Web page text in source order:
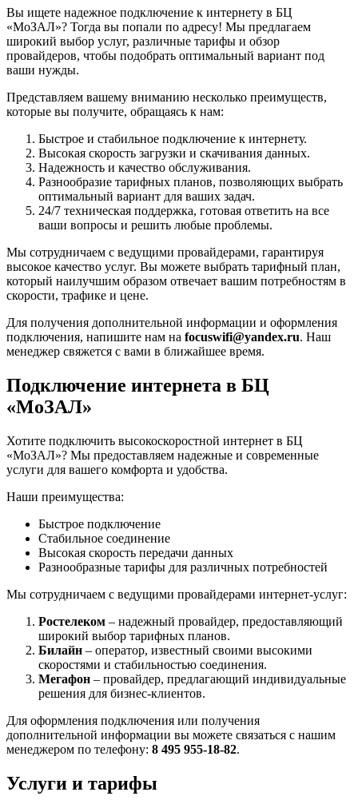
Вы ищете надежное подключение к интернету в БЦ
«МоЗАЛ»? Тогда вы попали по адресу! Мы предлагаем
широкий выбор услуг, различные тарифы и обзор
провайдеров, чтобы подобрать оптимальный вариант под
ваши нужды.
Представляем вашему вниманию несколько преимуществ,
которые вы получите, обращаясь к нам:
Быстрое и стабильное подключение к интернету.
Высокая скорость загрузки и скачивания данных.
Надежность и качество обслуживания.
Разнообразие тарифных планов, позволяющих выбрать
оптимальный вариант для ваших задач.
24/7 техническая поддержка, готовая ответить на все
ваши вопросы и решить любые проблемы.
Мы сотрудничаем с ведущими провайдерами, гарантируя
высокое качество услуг. Вы можете выбрать тарифный план,
который наилучшим образом отвечает вашим потребностям в
скорости, трафике и цене.
Для получения дополнительной информации и оформления
подключения, напишите нам на focuswifi@yandex.ru. Наш
менеджер свяжется с вами в ближайшее время.
Подключение интернета в БЦ
«МоЗАЛ»
Хотите подключить высокоскоростной интернет в БЦ
«МоЗАЛ»? Мы предоставляем надежные и современные
услуги для вашего комфорта и удобства.
Наши преимущества:
Быстрое подключение
Стабильное соединение
Высокая скорость передачи данных
Разнообразные тарифы для различных потребностей
Мы сотрудничаем с ведущими провайдерами интернет-услуг:
Ростелеком – надежный провайдер, предоставляющий
широкий выбор тарифных планов.
Билайн – оператор, известный своими высокими
скоростями и стабильностью соединения.
Мегафон – провайдер, предлагающий индивидуальные
решения для бизнес-клиентов.
Для оформления подключения или получения
дополнительной информации вы можете связаться с нашим
менеджером по телефону: 8 495 955-18-82.
Услуги и тарифы